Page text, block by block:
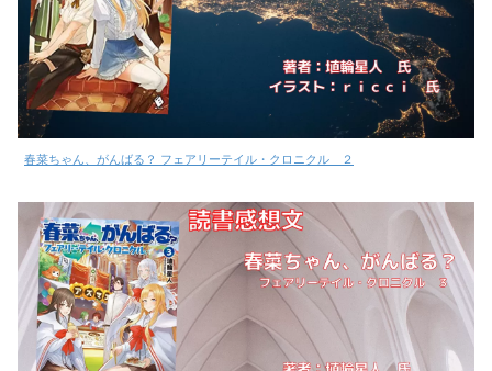
春菜ちゃん、がんばる？ フェアリーテイル・クロニクル ２